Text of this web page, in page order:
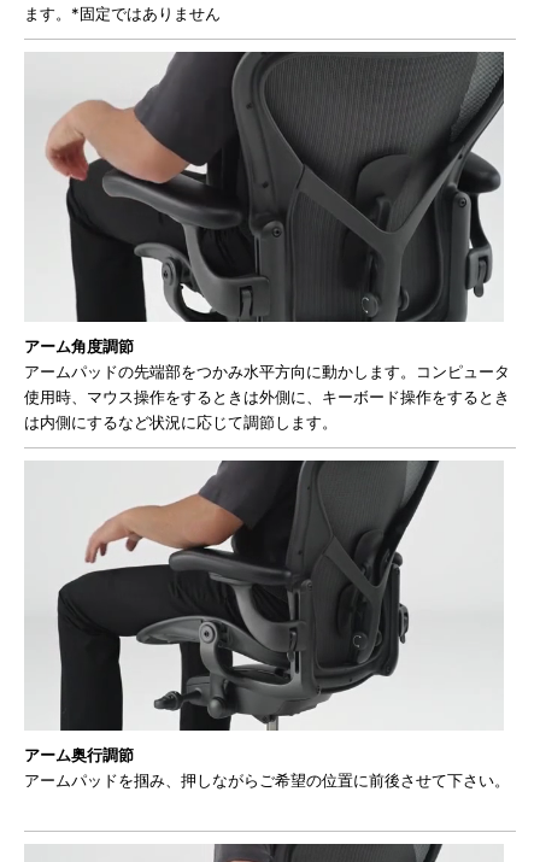
ます。*固定ではありません
アーム角度調節
アームパッドの先端部をつかみ水平方向に動かします。コンピュータ
使用時、マウス操作をするときは外側に、キーボード操作をするとき
は内側にするなど状況に応じて調節します。
アーム奥行調節
アームパッドを掴み、押しながらご希望の位置に前後させて下さい。